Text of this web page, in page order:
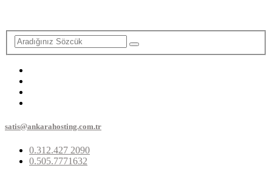
satis@ankarahosting.com.tr
0.312.427 2090
0.505.7771632